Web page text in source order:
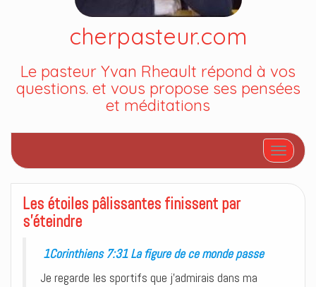
cherpasteur.com
Le pasteur Yvan Rheault répond à vos
questions. et vous propose ses pensées
et méditations
Afficher/
Les étoiles pâlissantes finissent par
s’éteindre
1Corinthiens 7:31 La figure de ce monde passe
Je regarde les sportifs que j’admirais dans ma